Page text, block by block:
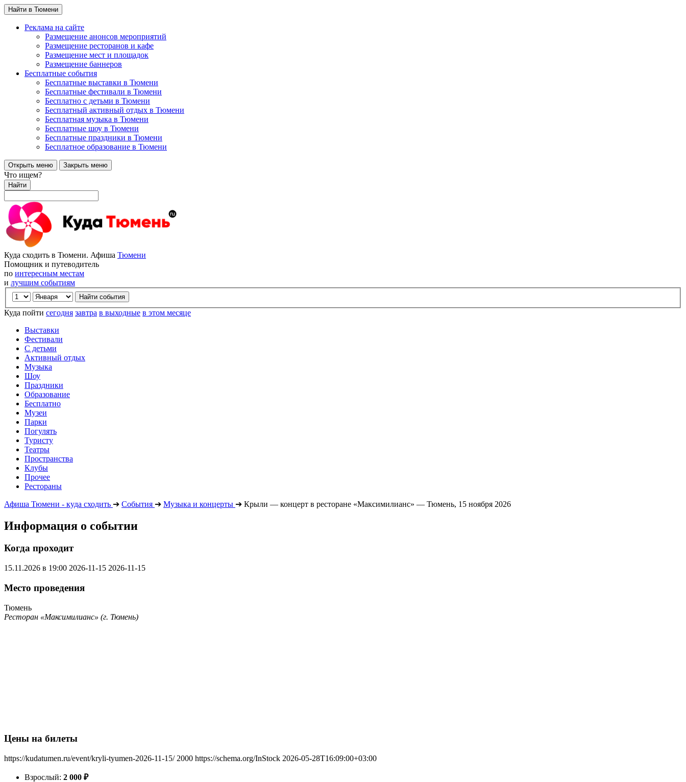
Найти в Тюмени
Реклама на сайте
Размещение анонсов мероприятий
Размещение ресторанов и кафе
Размещение мест и площадок
Размещение баннеров
Бесплатные события
Бесплатные выставки в Тюмени
Бесплатные фестивали в Тюмени
Бесплатно с детьми в Тюмени
Бесплатный активный отдых в Тюмени
Бесплатная музыка в Тюмени
Бесплатные шоу в Тюмени
Бесплатные праздники в Тюмени
Бесплатное образование в Тюмени
Открыть меню Закрыть меню
Что ищем?
Найти
Куда сходить в Тюмени. Афиша Тюмени
Помощник и путеводитель
по интересным местам
и лучшим событиям
Куда пойти сегодня завтра в выходные в этом месяце
Выставки
Фестивали
С детьми
Активный отдых
Музыка
Шоу
Праздники
Образование
Бесплатно
Музеи
Парки
Погулять
Туристу
Театры
Пространства
Клубы
Прочее
Рестораны
Афиша Тюмени - куда сходить ➔ События ➔ Музыка и концерты ➔ Крыли — концерт в ресторане «Максимилианс» — Тюмень, 15 ноября 2026
Информация о событии
Когда проходит
15.11.2026 в 19:00 2026-11-15 2026-11-15
Место проведения
Тюмень
Ресторан «Максимилианс» (г. Тюмень)
Цены на билеты
https://kudatumen.ru/event/kryli-tyumen-2026-11-15/ 2000 https://schema.org/InStock 2026-05-28T16:09:00+03:00
Взрослый: 2 000 ₽